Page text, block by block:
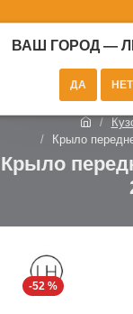
ВАШ ГОРОД —
Крыло
Крыло
-52 %